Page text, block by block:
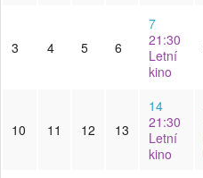
3 4 5 6
7
21:30
Letní
kino
10 11 12 13
14
21:30
Letní
kino